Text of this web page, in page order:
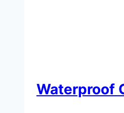
Waterproof